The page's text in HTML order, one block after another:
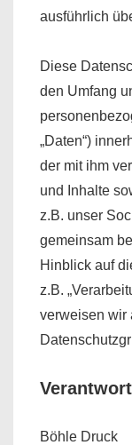
ausführlich
Diese
den Umfang
„Daten“)
der mit ihm
und Inhalte
z.B. unser
gemeinsam
Hinblick auf
z.B.
verweisen wir
Böhle Druck